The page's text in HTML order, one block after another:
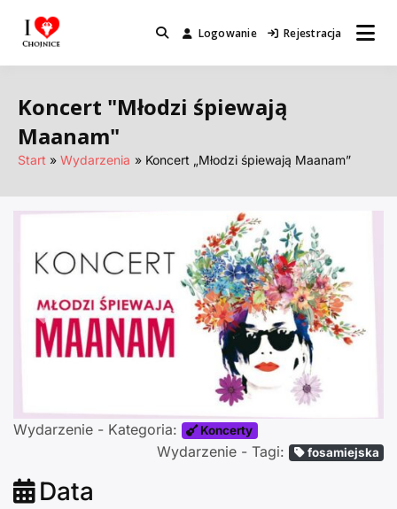
Miejsca które warto odwiedzić.
Logowanie Rejestracja
Koncert "Młodzi śpiewają
Maanam"
Start Wydarzenia Koncert „Młodzi śpiewają Maanam”
Poprzednie
Wydarzenie - Kategoria: Koncerty
Wydarzenie - Tagi: fosamiejska
Data